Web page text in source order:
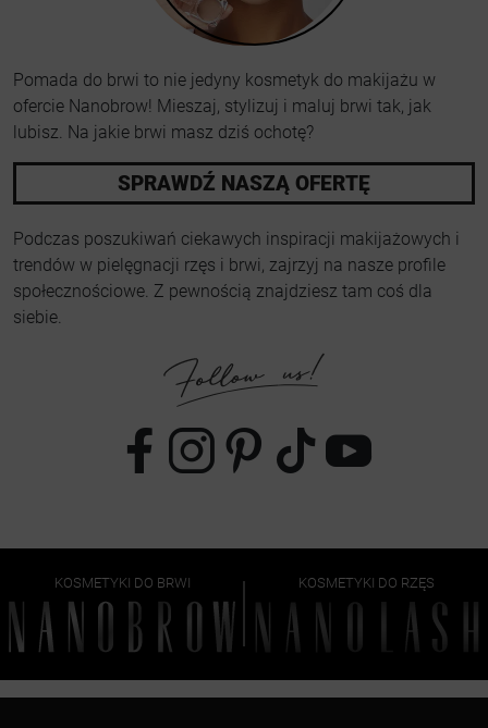
Pomada do brwi to nie jedyny kosmetyk do makijażu w
ofercie Nanobrow! Mieszaj, stylizuj i maluj brwi tak, jak
lubisz. Na jakie brwi masz dziś ochotę?
SPRAWDŹ NASZĄ OFERTĘ
Podczas poszukiwań ciekawych inspiracji makijażowych i
trendów w pielęgnacji rzęs i brwi, zajrzyj na nasze profile
społecznościowe. Z pewnością znajdziesz tam coś dla
siebie.
KOSMETYKI DO BRWI KOSMETYKI DO RZĘS